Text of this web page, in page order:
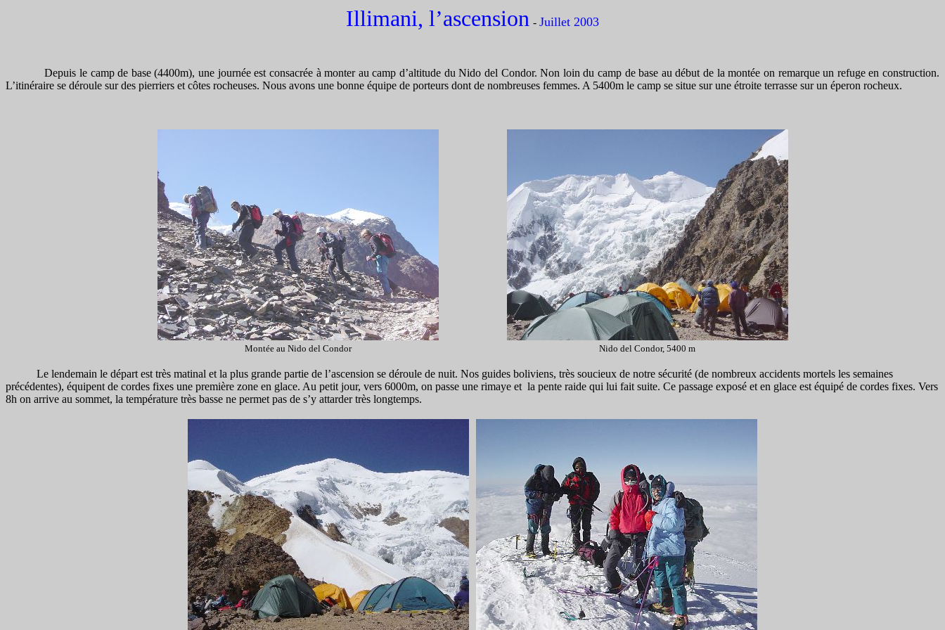
Illimani, l’ascension - Juillet 2003
Depuis le camp de base (4400m), une journée est consacrée à monter au camp d’altitude du Nido del Condor. Non loin du camp de base au début de la montée on remarque un refuge en construction.
L’itinéraire se déroule sur des pierriers et côtes rocheuses. Nous avons une bonne équipe de porteurs dont de nombreuses femmes. A 5400m le camp se situe sur une étroite terrasse sur un éperon rocheux.
Montée au Nido del Condor Nido del Condor, 5400 m
Le lendemain le départ est très matinal et la plus grande partie de l’ascension se déroule de nuit. Nos guides boliviens, très soucieux de notre sécurité (de nombreux accidents mortels les semaines
précédentes), équipent de cordes fixes une première zone en glace. Au petit jour, vers 6000m, on passe une rimaye et la pente raide qui lui fait suite. Ce passage exposé et en glace est équipé de cordes fixes. Vers
8h on arrive au sommet, la température très basse ne permet pas de s’y attarder très longtemps.